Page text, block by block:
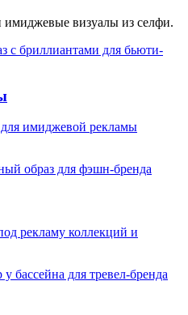
имиджевые визуалы из селфи.
имиджевой рекламы
рекламу коллекций и